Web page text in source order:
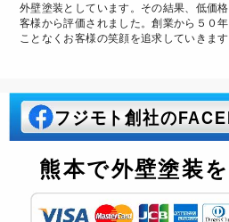
外壁塗装としています。その結果、低価
客様から評価されました。創業から５０
ことなくお客様の笑顔を追求していきます
フジモト創社の
熊本で外壁塗装